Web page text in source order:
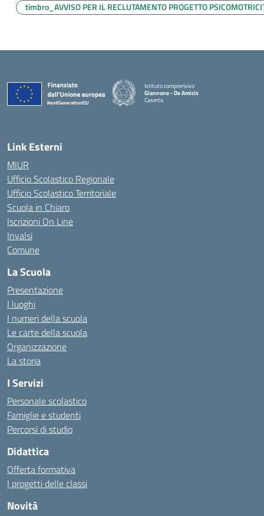
timbro_AVVISO PER IL RECLUTAMENTO PROGETTO
Istituto comprensivo
Giannone - De Amicis
Caserta
Link Esterni
MIUR
Ufficio Scolastico Regionale
Ufficio Scolastico Territoriale
Scuola in Chiaro
Iscrizioni On Line
Invalsi
Comune
La Scuola
Presentazione
I luoghi
I numeri della scuola
Le carte della scuola
Organizzazione
La storia
I Servizi
Personale scolastico
Famiglie e studenti
Percorsi di studio
Didattica
Offerta formativa
I progetti delle classi
Novità